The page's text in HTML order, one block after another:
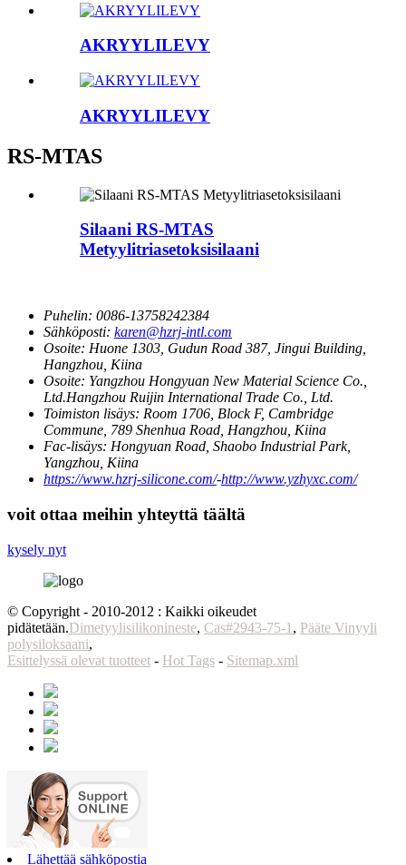
AKRYYLILEVY
AKRYYLILEVY
RS-MTAS
Silaani RS-MTAS
Metyylitriasetoksisilaani
Puhelin: 0086-13758242384
Sähköposti: karen@hzrj-intl.com
Osoite: Huone 1303, Gudun Road 387, Jingui Building,
Hangzhou, Kiina
Osoite: Yangzhou Hongyuan New Material Science Co.,
Ltd.Hangzhou Ruijin International Trade Co., Ltd.
Toimiston lisäys: Room 1706, Block F, Cambridge
Commune, 789 Shenhua Road, Hangzhou, Kiina
Fac-lisäys: Hongyuan Road, Shaobo Industrial Park,
Yangzhou, Kiina
https://www.hzrj-silicone.com/-http://www.yzhyxc.com/
voit ottaa meihin yhteyttä täältä
kysely nyt
© Copyright - 2010-2012 : Kaikki oikeudet
pidätetään.Dimetyylisilikonineste, Cas#2943-75-1 , Pääte Vinyyli
polysiloksaani,
Esittelyssä olevat tuotteet - Hot Tags - Sitemap.xml
Lähettää sähköpostia